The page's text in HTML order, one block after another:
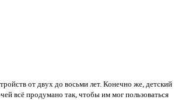
от двух до восьми лет. Конечно же, детский
всё продумано так, чтобы им мог пользоваться